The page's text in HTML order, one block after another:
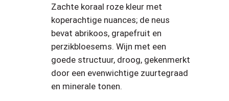
Zachte koraal roze kleur met
koperachtige nuances; de neus
bevat abrikoos, grapefruit en
perzikbloesems. Wijn met een
goede structuur, droog, gekenmerkt
door een evenwichtige zuurtegraad
en minerale tonen.